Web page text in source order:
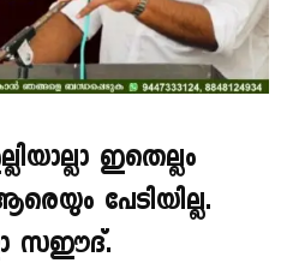
ഇതെല്ലം
പേടിയില്ല.
സഈദ്.